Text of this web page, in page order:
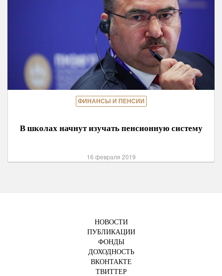
ФИНАНСЫ И ПЕНСИИ
В школах начнут изучать пенсионную систему
16 февраля 2019
НОВОСТИ
ПУБЛИКАЦИИ
ФОНДЫ
ДОХОДНОСТЬ
ВКОНТАКТЕ
ТВИТТЕР